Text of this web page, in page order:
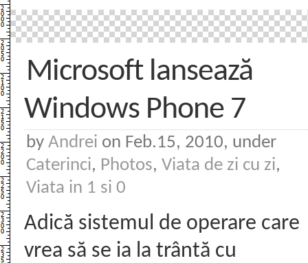
–
very
very
funny
Microsoft lansează
Windows Phone 7
by Andrei on Feb.15, 2010, under
Caterinci, Photos, Viata de zi cu zi,
Viata in 1 si 0
Adică sistemul de operare care
vrea să se ia la trântă cu